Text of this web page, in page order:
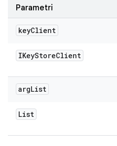
Parametri
keyClient
IKeyStoreClient
argList
List